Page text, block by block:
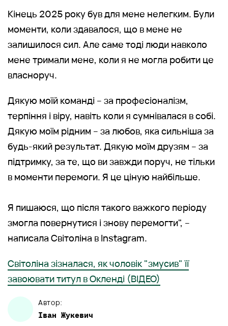
Кінець 2025 року був для мене нелегким. Були
моменти, коли здавалося, що в мене не
залишилося сил. Але саме тоді люди навколо
мене тримали мене, коли я не могла робити це
власноруч.
Дякую моїй команді – за професіоналізм,
терпіння і віру, навіть коли я сумнівалася в собі.
Дякую моїм рідним – за любов, яка сильніша за
будь-який результат. Дякую моїм друзям – за
підтримку, за те, що ви завжди поруч, не тільки
в моменти перемоги. Я це ціную найбільше.
Я пишаюся, що після такого важкого періоду
змогла повернутися і знову перемогти", –
написала Світоліна в Instagram.
Світоліна зізналася, як чоловік "змусив" її
завоювати титул в Окленді (ВІДЕО)
Автор:
Іван Жукевич